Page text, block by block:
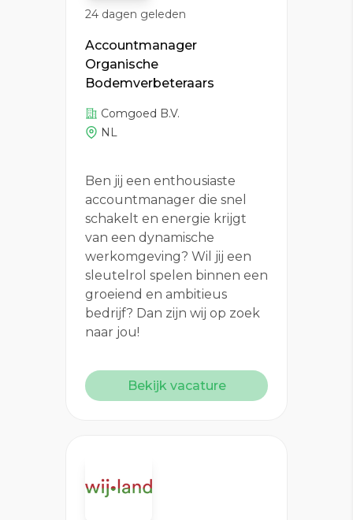
24 dagen geleden
Accountmanager
Organische
Bodemverbeteraars
Comgoed B.V.
NL
Ben jij een enthousiaste
accountmanager die snel
schakelt en energie krijgt
van een dynamische
werkomgeving? Wil jij een
sleutelrol spelen binnen een
groeiend en ambitieus
bedrijf? Dan zijn wij op zoek
naar jou!
Bekijk vacature